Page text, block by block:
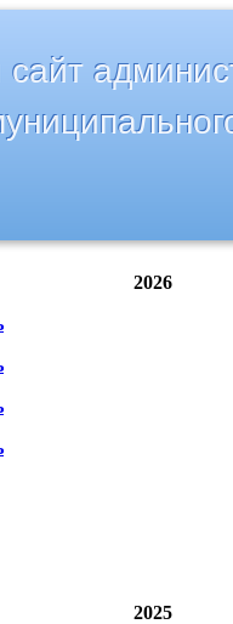
2026
2025